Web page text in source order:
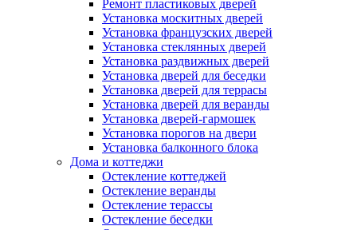
Ремонт пластиковых дверей
Установка москитных дверей
Установка французских дверей
Установка стеклянных дверей
Установка раздвижных дверей
Установка дверей для беседки
Установка дверей для террасы
Установка дверей для веранды
Установка дверей-гармошек
Установка порогов на двери
Установка балконного блока
Дома и коттеджи
Остекление коттеджей
Остекление веранды
Остекление терассы
Остекление беседки